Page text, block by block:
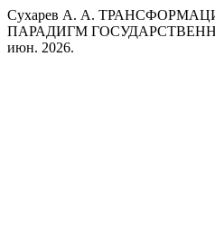
Сухарев А. А.
ПАРАДИГМ
июн. 2026.